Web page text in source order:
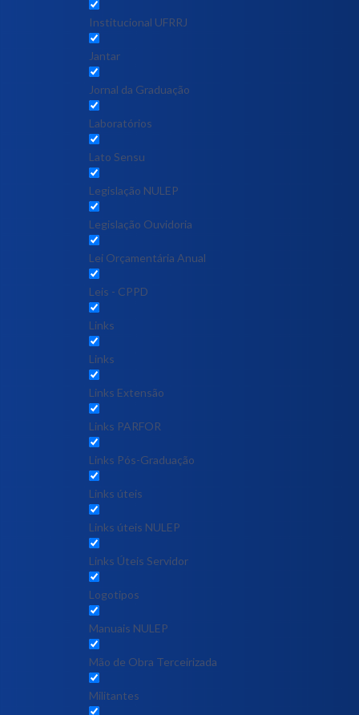
Institucional UFRRJ
Jantar
Jornal da Graduação
Laboratórios
Lato Sensu
Legislação NULEP
Legislação Ouvidoria
Lei Orçamentária Anual
Leis - CPPD
Links
Links
Links Extensão
Links PARFOR
Links Pós-Graduação
Links úteis
Links úteis NULEP
Links Úteis Servidor
Logotipos
Manuais NULEP
Mão de Obra Terceirizada
Militantes